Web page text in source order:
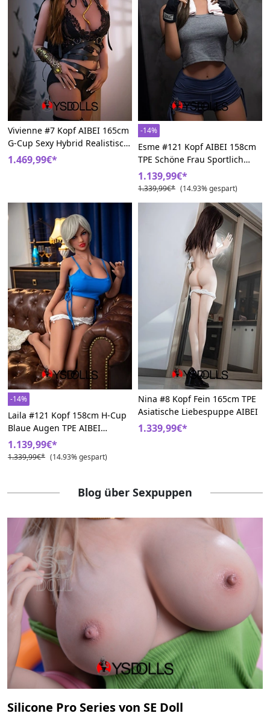
Vivienne #7 Kopf AIBEI 165cm
G-Cup Sexy Hybrid Realistisch
Sex Puppe
1.469,99€*
-14%
Esme #121 Kopf AIBEI 158cm
TPE Schöne Frau Sportlich
Sexpuppem
1.139,99€*
1.339,99€* (14.93% gespart)
-14%
Laila #121 Kopf 158cm H-Cup
Blaue Augen TPE AIBEI
Schwarze Liebespuppen
1.139,99€*
1.339,99€* (14.93% gespart)
Nina #8 Kopf Fein 165cm TPE
Asiatische Liebespuppe AIBEI
1.339,99€*
Blog über Sexpuppen
Silicone Pro Series von SE Doll